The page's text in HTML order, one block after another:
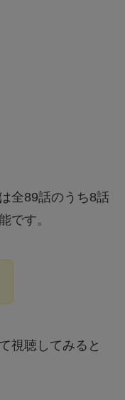
全89話のうち8話
です。
視聴してみると